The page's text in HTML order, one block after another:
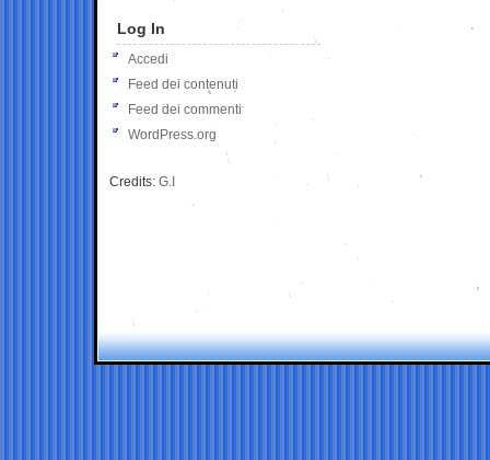
Log In
Accedi
Feed dei contenuti
Feed dei commenti
WordPress.org
Credits: G.I